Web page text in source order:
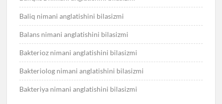
Baliq nimani anglatishini bilasizmi
Balans nimani anglatishini bilasizmi
Bakterioz nimani anglatishini bilasizmi
Bakteriolog nimani anglatishini bilasizmi
Bakteriya nimani anglatishini bilasizmi